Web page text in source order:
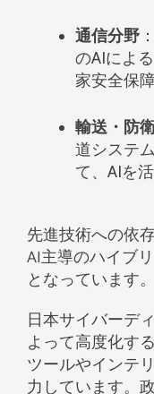
通信分野
のAIによ
家安全保
輸送・防
道システ
て、AIを
先進技術への依
AI主導のハイブ
となっています。
日本サイバーデ
よって高度化す
ツールやインテ
力しています。